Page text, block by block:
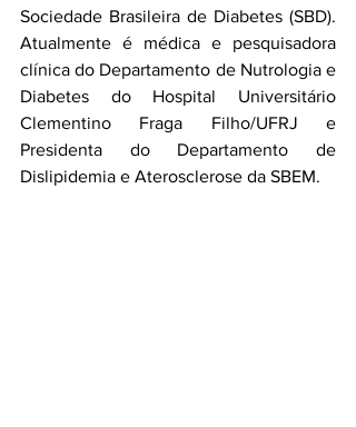
Sociedade Brasileira de Diabetes (SBD).
Atualmente é médica e pesquisadora
clínica do Departamento de Nutrologia e
Diabetes do Hospital Universitário
Clementino Fraga Filho/UFRJ e
Presidenta do Departamento de
Dislipidemia e Aterosclerose da SBEM.